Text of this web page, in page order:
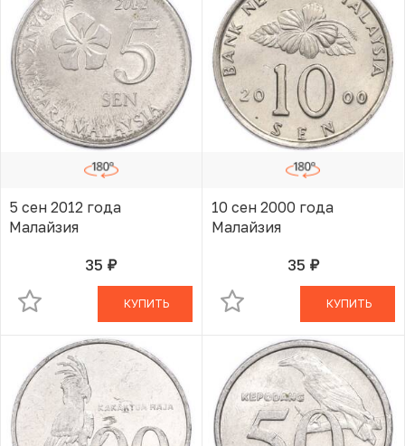
5 сен 2012 года
Малайзия
35 руб.В КОРЗИНЕ
КУПИТЬ
10 сен 2000 года
Малайзия
35 руб.В КОРЗИНЕ
КУПИТЬ